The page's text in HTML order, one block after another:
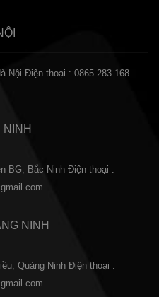
Nội Điện thoại : 0865.283.168
NINH
BG, Bắc Ninh Điện thoại :
NINH
Quảng Ninh Điện thoại :